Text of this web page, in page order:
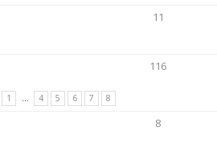
11
1 … 4 5 6 7 8
116
8